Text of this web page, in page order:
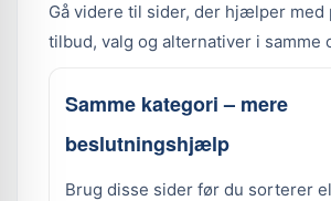
Gå videre til sider, der hjælper med
tilbud, valg og alternativer i samme
Samme kategori – mere
beslutningshjælp
Brug disse sider før du sorterer